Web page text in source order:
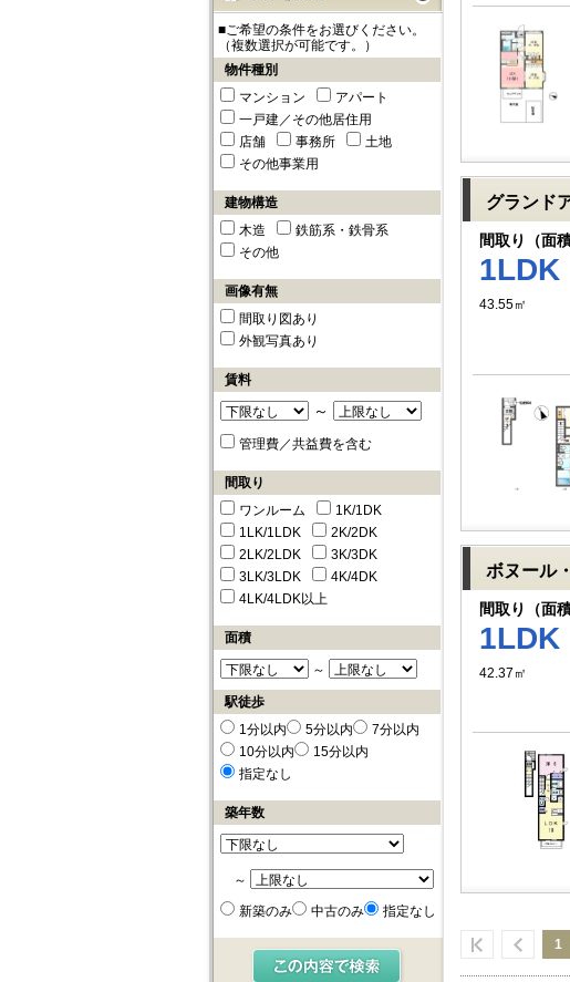
■ご希望の条件をお選びください。
（複数選択が可能です。）
物件種別
マンション
アパート
一戸建／その他居住用
店舗
事務所
土地
その他事業用
建物構造
木造
鉄筋系・鉄骨系
その他
画像有無
間取り図あり
外観写真あり
賃料
～
管理費／共益費を含む
間取り
ワンルーム
1K/1DK
1LK/1LDK
2K/2DK
2LK/2LDK
3K/3DK
3LK/3LDK
4K/4DK
4LK/4LDK以上
面積
～
駅徒歩
1分以内
5分以内
7分以内
10分以内
15分以内
指定なし
築年数
～
新築のみ
中古のみ 指定なし
グランド
間取り（面積
1LDK
43.55㎡
ボヌール
間取り（面積
1LDK
42.37㎡
1